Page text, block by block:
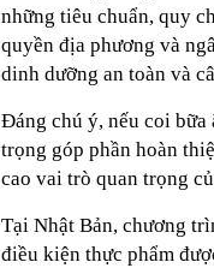
những tiêu chuẩn, quy
quyền địa phương và
dinh dưỡng an toàn và
Đáng chú ý, nếu coi bữa
trọng góp phần hoàn
cao vai trò quan trọng
Tại Nhật Bản, chương
điều kiện thực phẩm